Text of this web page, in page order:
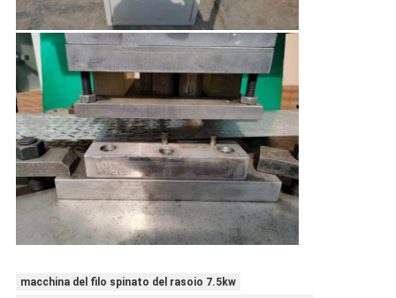
macchina del filo spinato del rasoio 7.5kw